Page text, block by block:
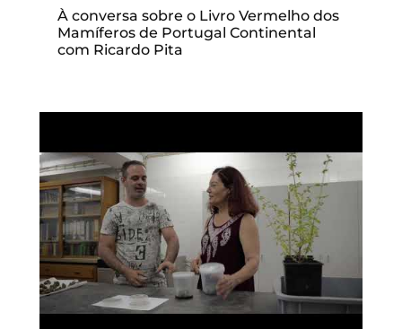
À conversa sobre o Livro Vermelho dos
Mamíferos de Portugal Continental
com Ricardo Pita